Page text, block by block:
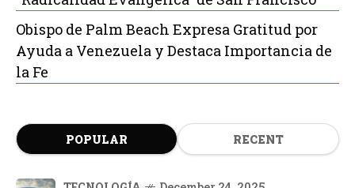
Obispo de Palm Beach Expresa Gratitud por
Ayuda a Venezuela y Destaca Importancia de
la Fe
POPULAR RECENT